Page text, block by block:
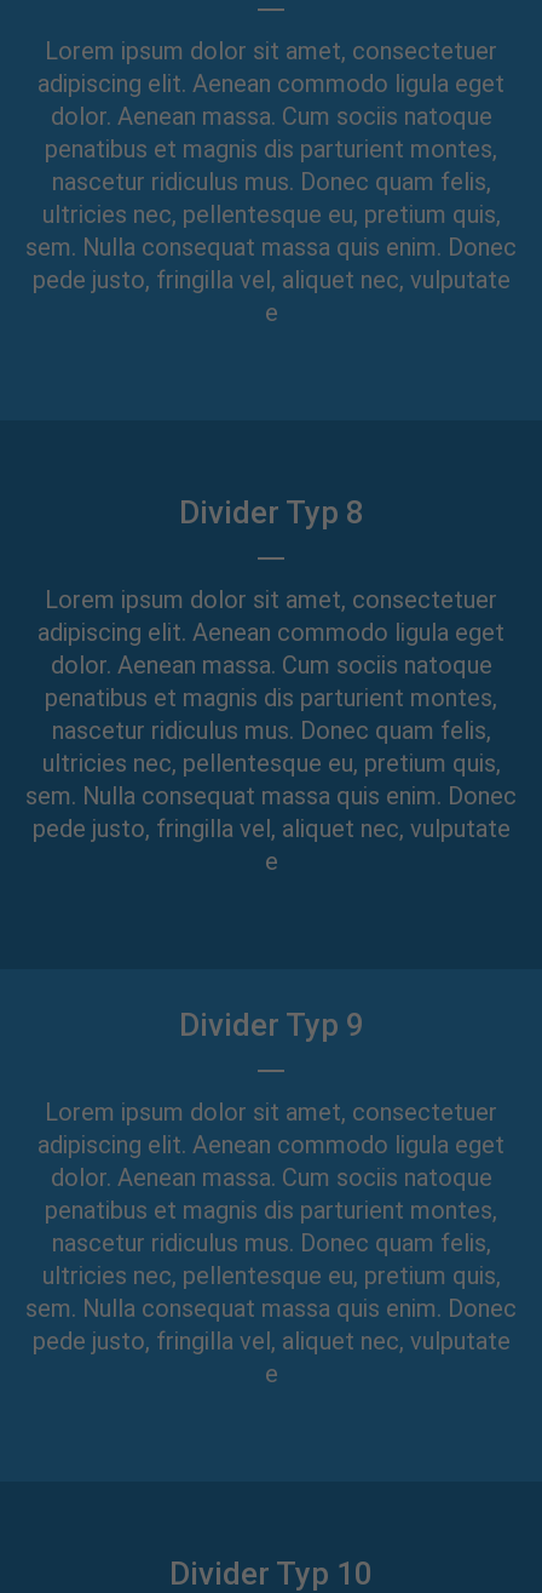
Lorem ipsum dolor sit amet, consectetuer
adipiscing elit. Aenean commodo ligula eget
dolor. Aenean massa. Cum sociis natoque
penatibus et magnis dis parturient montes,
nascetur ridiculus mus. Donec quam felis,
ultricies nec, pellentesque eu, pretium quis,
sem. Nulla consequat massa quis enim. Donec
pede justo, fringilla vel, aliquet nec, vulputate
e
Divider Typ 8
Lorem ipsum dolor sit amet, consectetuer
adipiscing elit. Aenean commodo ligula eget
dolor. Aenean massa. Cum sociis natoque
penatibus et magnis dis parturient montes,
nascetur ridiculus mus. Donec quam felis,
ultricies nec, pellentesque eu, pretium quis,
sem. Nulla consequat massa quis enim. Donec
pede justo, fringilla vel, aliquet nec, vulputate
e
Divider Typ 9
Lorem ipsum dolor sit amet, consectetuer
adipiscing elit. Aenean commodo ligula eget
dolor. Aenean massa. Cum sociis natoque
penatibus et magnis dis parturient montes,
nascetur ridiculus mus. Donec quam felis,
ultricies nec, pellentesque eu, pretium quis,
sem. Nulla consequat massa quis enim. Donec
pede justo, fringilla vel, aliquet nec, vulputate
e
Divider Typ 10